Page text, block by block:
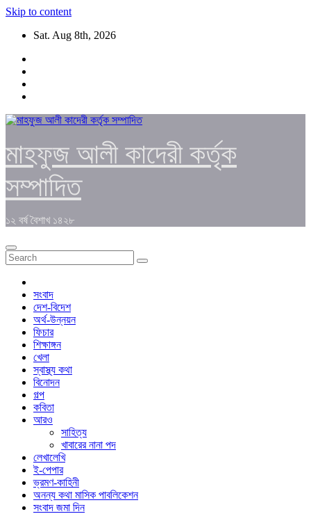
Skip to content
Sat. Aug 8th, 2026
মাহফুজ আলী কাদেরী কর্তৃক
সম্পাদিত
১২ বর্ষ বৈশাখ ১৪২৮
সংবাদ
দেশ-বিদেশ
অর্থ-উন্নয়ন
ফিচার
শিক্ষাঙ্গন
খেলা
স্বাস্থ্য কথা
বিনোদন
গল্প
কবিতা
আরও
সাহিত্য
খাবারের নানা পদ
লেখালেখি
ই-পেপার
ভ্রমণ-কাহিনী
অনন্য কথা মাসিক পাবলিকেশন
সংবাদ জমা দিন